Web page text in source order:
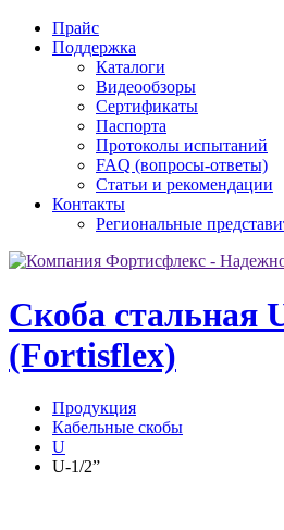
Прайс
Поддержка
Каталоги
Видеообзоры
Сертификаты
Паспорта
Протоколы испытаний
FAQ (вопросы-ответы)
Статьи и рекомендации
Контакты
Региональные
Скоба стальная
(Fortisflex)
Продукция
Кабельные скобы
U
U-1/2”